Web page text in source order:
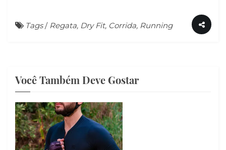
Tags/ Regata, Dry Fit, Corrida, Running
Você Também Deve Gostar